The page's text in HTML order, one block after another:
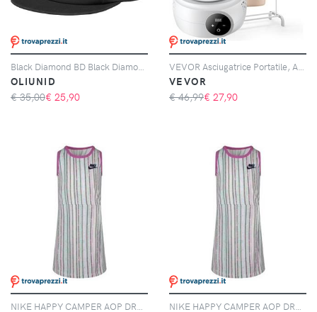
OLIUNID
€ 35,00€ 25,90
VEVOR
€ 46,99€ 27,90